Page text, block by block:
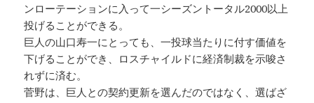
ンローテーションに入って一シーズントータル2000以上
投げることができる。
巨人の山口寿一にとっても、一投球当たりに付す価値を
下げることができ、ロスチャイルドに経済制裁を示唆さ
れずに済む。
菅野は、巨人との契約更新を選んだのではなく、選ばざ